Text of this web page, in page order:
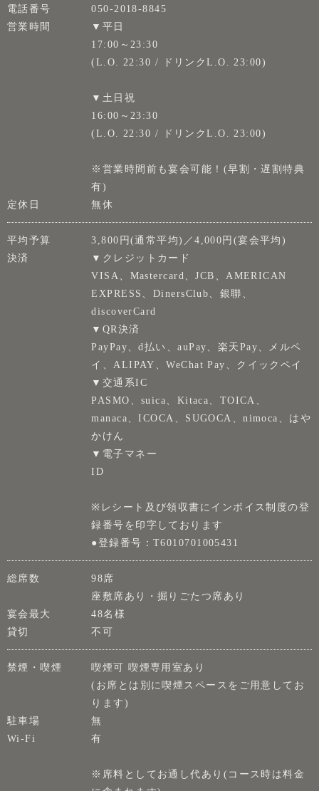
電話番号
050-2018-8845
営業時間
▼平日
17:00～23:30
(L.O. 22:30 / ドリンクL.O. 23:00)
▼土日祝
16:00～23:30
(L.O. 22:30 / ドリンクL.O. 23:00)
※営業時間前も宴会可能！(早割・遅割特典
有)
定休日
無休
平均予算
3,800円(通常平均)／4,000円(宴会平均)
決済
▼クレジットカード
VISA、Mastercard、JCB、AMERICAN
EXPRESS、DinersClub、銀聯、
discoverCard
▼QR決済
PayPay、d払い、auPay、楽天Pay、メルペ
イ、ALIPAY、WeChat Pay、クイックペイ
▼交通系IC
PASMO、suica、Kitaca、TOICA、
manaca、ICOCA、SUGOCA、nimoca、はや
かけん
▼電子マネー
ID
※レシート及び領収書にインボイス制度の登
録番号を印字しております
●登録番号：T6010701005431
総席数
98席
座敷席あり・掘りごたつ席あり
宴会最大
48名様
貸切
不可
禁煙・喫煙
喫煙可 喫煙専用室あり
(お席とは別に喫煙スペースをご用意してお
ります)
駐車場
無
Wi-Fi
有
※席料としてお通し代あり(コース時は料金